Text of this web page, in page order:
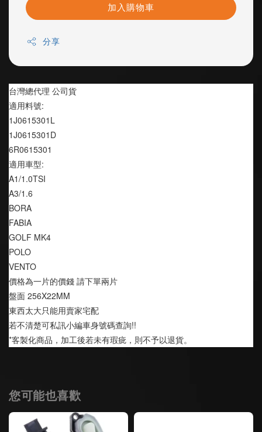
加入購物車
分享
台灣總代理 公司貨
適用料號:
1J0615301L
1J0615301D
6R0615301
適用車型:
A1/1.0TSI
A3/1.6
BORA
FABIA
GOLF MK4
POLO
VENTO
價格為一片的價錢 請下單兩片
盤面 256X22MM
東西太大只能用賣家宅配
若不清楚可私訊小編車身號碼查詢!!
*客製化商品，加工後若未有瑕疵，則不予以退貨。
您可能也喜歡